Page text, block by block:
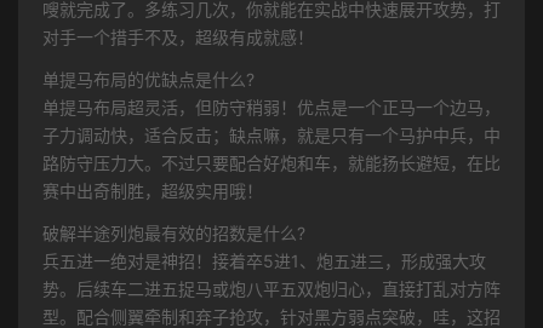
嗖就完成了。多练习几次，你就能在实战中快速展开攻势，打
对手一个措手不及，超级有成就感！
单提马布局的优缺点是什么?
单提马布局超灵活，但防守稍弱！优点是一个正马一个边马，
子力调动快，适合反击；缺点嘛，就是只有一个马护中兵，中
路防守压力大。不过只要配合好炮和车，就能扬长避短，在比
赛中出奇制胜，超级实用哦！
破解半途列炮最有效的招数是什么?
兵五进一绝对是神招！接着卒5进1、炮五进三，形成强大攻
势。后续车二进五捉马或炮八平五双炮归心，直接打乱对方阵
型。配合侧翼牵制和弃子抢攻，针对黑方弱点突破，哇，这招